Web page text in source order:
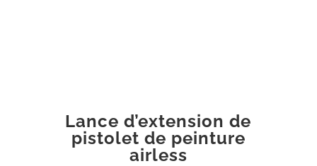
Lance d’extension de
pistolet de peinture
airless